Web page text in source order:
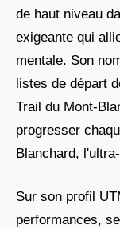
de haut niveau
exigeante qui
mentale. Son
listes de départ
Trail du Mont-
progresser
Blanchard,
Sur son profil
performances,